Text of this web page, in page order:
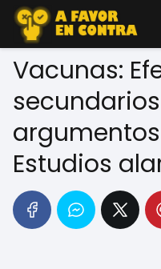
Vacunas:
Estudios